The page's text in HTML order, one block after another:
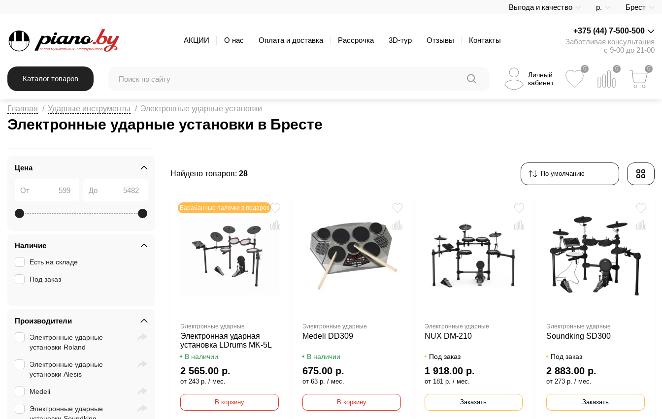
Выгода и качество р. Брест
АКЦИИ О нас Оплата и доставка Рассрочка 3D-тур Отзывы Контакты
+375 (44) 7-500-500
Заботливая консультация
с 9-00 до 21-00
Каталог товаров
Личный
кабинет
0 0 0
Главная Ударные инструменты Электронные ударные установки
Электронные ударные установки в Бресте
Цена
От До
Наличие
Есть на складе
Под заказ
Производители
Электронные ударные
установки Roland
Электронные ударные
установки Alesis
Medeli
Электронные ударные
Найдено товаров: 28
Барабанные палочки в подарок
Электронные ударные
Электронная ударная
установка LDrums MK-5L
В наличии
2 565.00 р.
от 243 р. / мес.
В корзину
Электронные ударные
Medeli DD309
В наличии
675.00 р.
от 63 р. / мес.
В корзину
Электронные ударные
NUX DM-210
Под заказ
1 918.00 р.
от 181 р. / мес.
Заказать
Электронные ударные
Soundking SD300
Под заказ
2 883.00 р.
от 273 р. / мес.
Заказать